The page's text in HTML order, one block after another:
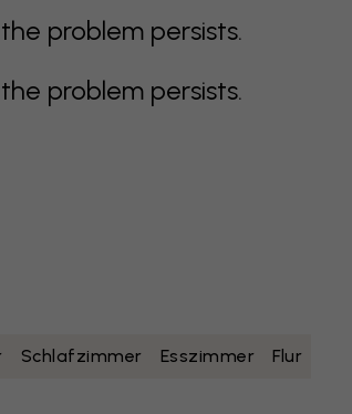
problem persists.
problem persists.
Schlafzimmer Esszimmer Flur